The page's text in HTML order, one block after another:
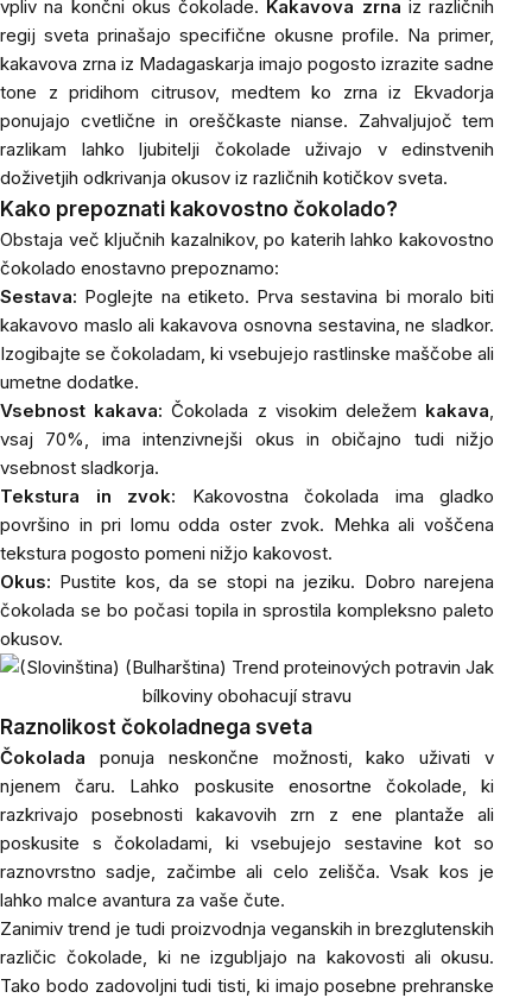
vpliv na končni okus čokolade. Kakavova zrna iz različnih
regij sveta prinašajo specifične okusne profile. Na primer,
kakavova zrna iz Madagaskarja imajo pogosto izrazite sadne
tone z pridihom citrusov, medtem ko zrna iz Ekvadorja
ponujajo cvetlične in oreščkaste nianse. Zahvaljujoč tem
razlikam lahko ljubitelji čokolade uživajo v edinstvenih
doživetjih odkrivanja okusov iz različnih kotičkov sveta.
Kako prepoznati kakovostno čokolado?
Obstaja več ključnih kazalnikov, po katerih lahko kakovostno
čokolado enostavno prepoznamo:
Sestava: Poglejte na etiketo. Prva sestavina bi moralo biti
kakavovo maslo ali kakavova osnovna sestavina, ne sladkor.
Izogibajte se čokoladam, ki vsebujejo rastlinske maščobe ali
umetne dodatke.
Vsebnost kakava: Čokolada z visokim deležem kakava,
vsaj 70%, ima intenzivnejši okus in običajno tudi nižjo
vsebnost sladkorja.
Tekstura in zvok: Kakovostna čokolada ima gladko
površino in pri lomu odda oster zvok. Mehka ali voščena
tekstura pogosto pomeni nižjo kakovost.
Okus: Pustite kos, da se stopi na jeziku. Dobro narejena
čokolada se bo počasi topila in sprostila kompleksno paleto
okusov.
Raznolikost čokoladnega sveta
Čokolada ponuja neskončne možnosti, kako uživati v
njenem čaru. Lahko poskusite enosortne čokolade, ki
razkrivajo posebnosti kakavovih zrn z ene plantaže ali
poskusite s čokoladami, ki vsebujejo sestavine kot so
raznovrstno sadje, začimbe ali celo zelišča. Vsak kos je
lahko malce avantura za vaše čute.
Zanimiv trend je tudi proizvodnja veganskih in brezglutenskih
različic čokolade, ki ne izgubljajo na kakovosti ali okusu.
Tako bodo zadovoljni tudi tisti, ki imajo posebne prehranske